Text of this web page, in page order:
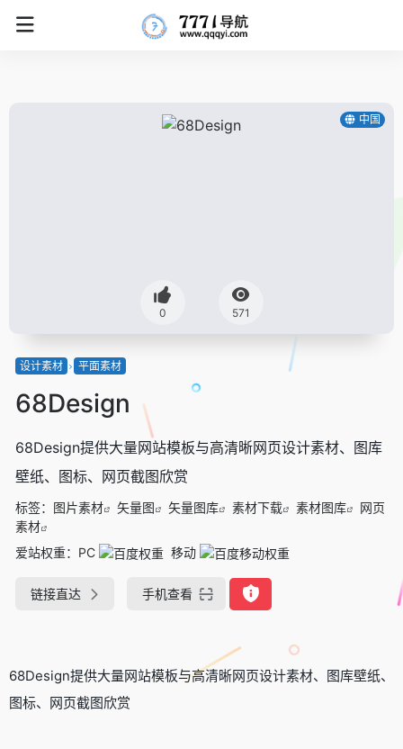
中国
0 571
设计素材 平面素材
68Design
68Design提供大量网站模板与高清晰网页设计素材、图库
壁纸、图标、网页截图欣赏
标签： 图片素材 矢量图 矢量图库 素材下载 素材图库
网页
素材
爱站权重： PC 移动
链接直达 手机查看
68Design提供大量网站模板与高清晰网页设计素材、图库壁纸、
图标、网页截图欣赏